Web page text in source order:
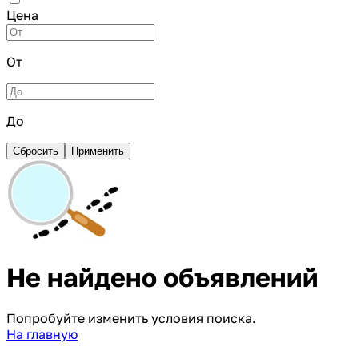
Цена
От
До
Сбросить Применить
Не найдено объявлений
Попробуйте изменить условия поиска.
На главную